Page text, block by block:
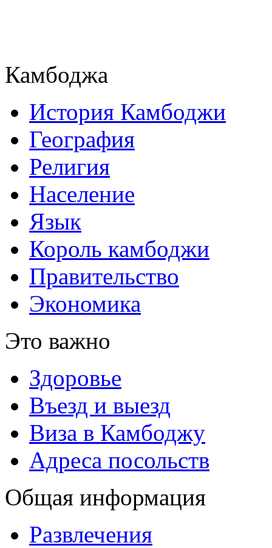
Камбоджа
История Камбоджи
География
Религия
Население
Язык
Король камбоджи
Правительство
Экономика
Это важно
Здоровье
Въезд и выезд
Виза в Камбоджу
Адреса посольств
Общая информация
Развлечения